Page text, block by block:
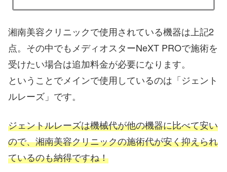
湘南美容クリニックで使用されている機器は上記2
点。その中でもメディオスターNeXT PROで施術を
受けたい場合は追加料金が必要になります。
ということでメインで使用しているのは「ジェント
ルレーズ」です。
ジェントルレーズは機械代が他の機器に比べて安い
ので、湘南美容クリニックの施術代が安く抑えられ
ているのも納得ですね！